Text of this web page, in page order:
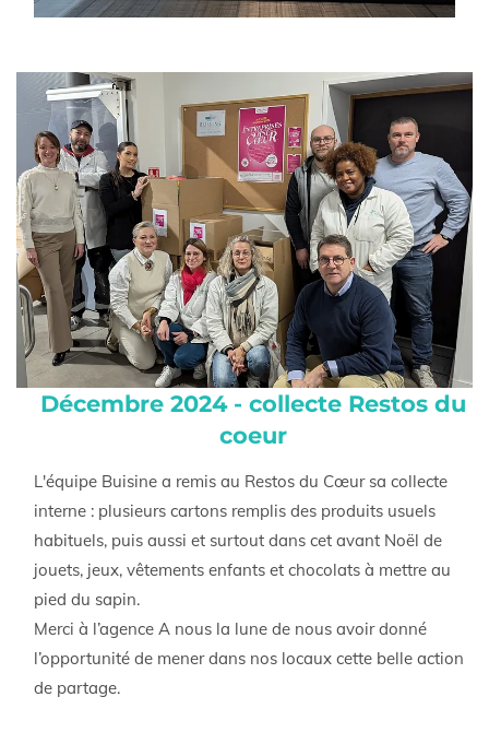
Décembre 2024 - collecte Restos du
coeur
L'équipe Buisine a remis au Restos du Cœur sa collecte
interne : plusieurs cartons remplis des produits usuels
habituels, puis aussi et surtout dans cet avant Noël de
jouets, jeux, vêtements enfants et chocolats à mettre au
pied du sapin.
Merci à l’agence A nous la lune de nous avoir donné
l’opportunité de mener dans nos locaux cette belle action
de partage.